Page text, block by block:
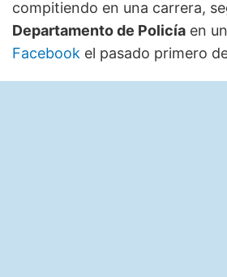
compitiendo en una carrera,
Departamento de Policía en
Facebook el pasado primero